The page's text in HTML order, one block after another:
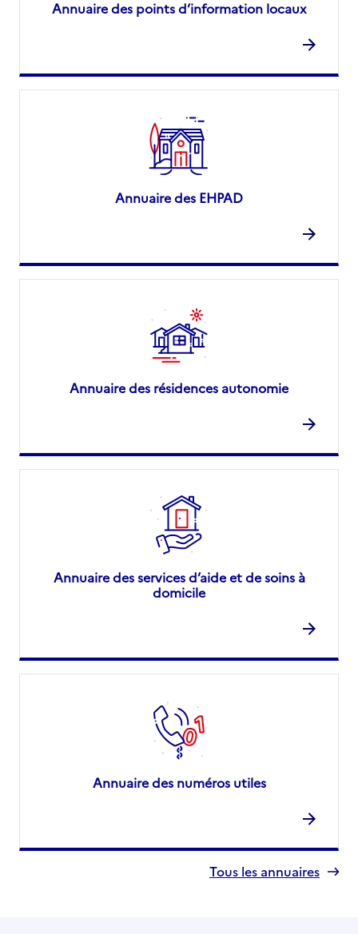
Annuaire des points d’information locaux
Annuaire des EHPAD
Annuaire des résidences autonomie
Annuaire des services d’aide et de soins à
domicile
Annuaire des numéros utiles
Tous les annuaires